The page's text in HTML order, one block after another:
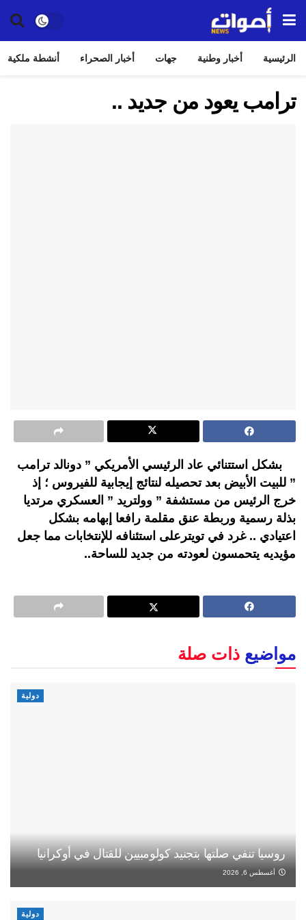
الرئيسية أخبار وطنية جهات أخبار الصحراء أنشطة ملكية
ترامب يعود من جديد ..
بشكل استتنائي عاد الرئيسي الأمريكي ” دونالد ترامب
” للبيت الأبيض بعد تحصيله لنتائج إيجابية للفيروس ؛ إذ
خرج الرئيس من مستشفة ” وولتريد ” العسكري مرتديا
بذلة رسمية وربطة عنق مقلمة رافعا إبهامه بشكل
اعتيادي .. غرد في تويترعلى استئنافه للإنتخابات مما جعل
مؤيديه يتحمسون لعودته من جديد للساحة..
مواضيع ذات صلة
دولية
روسيا تنفي صلتها بتجنيد كولومبيين للقتال في أوكرانيا
أغسطس 6, 2026
دولية